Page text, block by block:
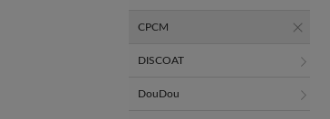
CPCM
DISCOAT
DouDou